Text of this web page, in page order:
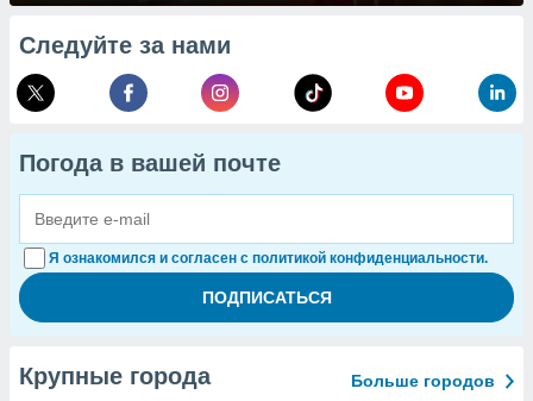
Следуйте за нами
Погода в вашей почте
Я ознакомился и согласен с политикой конфиденциальности.
Крупные города Больше городов